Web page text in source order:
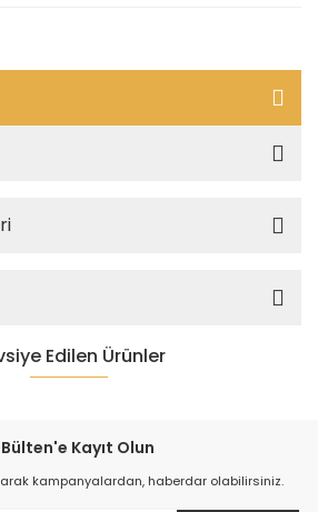
Edilen Ürünler
Kayıt Olun
kampanyalardan, haberdar olabilirsiniz.